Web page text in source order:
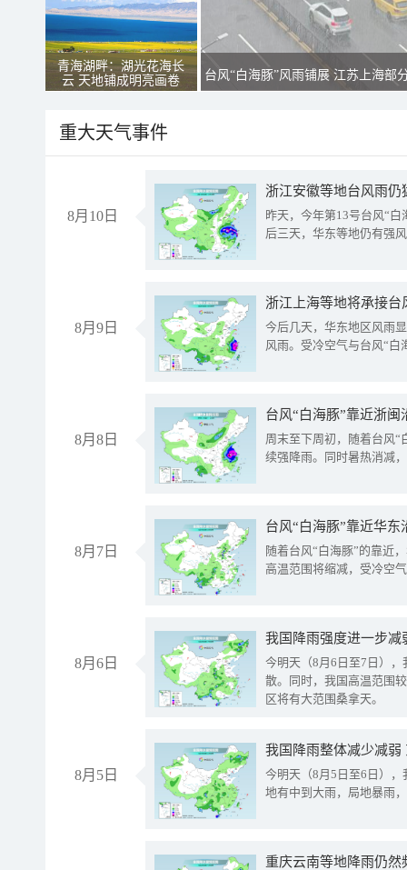
青海湖畔：湖光花海长
云 天地铺成明亮画卷
台风“白海豚”风雨铺展 江苏上海部
重大天气事件
8月10日
浙江安徽等地台风雨
昨天，今年第13号台风“
后三天，华东等地仍有强
8月9日
浙江上海等地将承接台
今后几天，华东地区风雨
风雨。受冷空气与台风“白
8月8日
台风“白海豚”靠近浙
周末至下周初，随着台风“
续强降雨。同时暑热消减
8月7日
台风“白海豚”靠近华
随着台风“白海豚”的靠近
高温范围将缩减，受冷空
8月6日
今明天（8月6日至7日）
散。同时，我国高温范围
区将有大范围桑拿天。
8月5日
我国降雨整体减少减弱
今明天（8月5日至6日）
地有中到大雨，局地暴雨
重庆云南等地降雨仍然